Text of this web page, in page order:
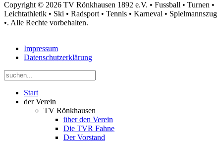
Copyright © 2026 TV Rönkhausen 1892 e.V. • Fussball • Turnen •
Leichtathletik • Ski • Radsport • Tennis • Karneval • Spielmannszug
•. Alle Rechte vorbehalten.
Impressum
Datenschutzerklärung
Start
der Verein
TV Rönkhausen
über den Verein
Die TVR Fahne
Der Vorstand